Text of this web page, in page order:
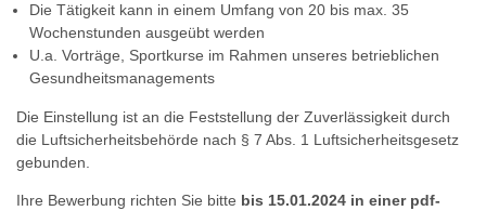
Die Tätigkeit kann in einem Umfang von 20 bis max. 35
Wochenstunden ausgeübt werden
U.a. Vorträge, Sportkurse im Rahmen unseres betrieblichen
Gesundheitsmanagements
Die Einstellung ist an die Feststellung der Zuverlässigkeit durch
die Luftsicherheitsbehörde nach § 7 Abs. 1 Luftsicherheitsgesetz
gebunden.
Ihre Bewerbung richten Sie bitte bis 15.01.2024 in einer pdf-